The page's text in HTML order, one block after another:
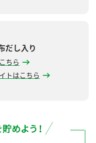
だし入り
ちら
トはこちら